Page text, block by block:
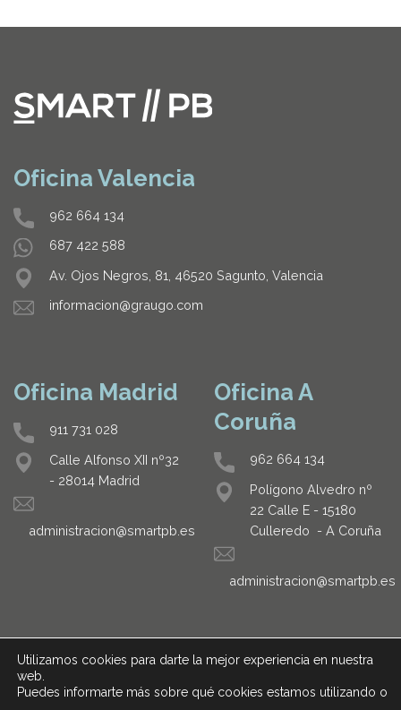
Oficina Madrid
911 731 028
Calle Alfonso XII nº32
- 28014 Madrid
administracion@smartpb.es
Oficina Valencia
962 664 134
687 422 588
Av. Ojos Negros, 81, 46520 Sagunto, Valencia
informacion@graugo.com
Oficina A
Coruña
962 664 134
Polígono Alvedro nº
22 Calle E - 15180
Culleredo - A Coruña
administracion@smartpb.es
Utilizamos cookies para darte la mejor experiencia en nuestra
web.
Puedes informarte más sobre qué cookies estamos utilizando o